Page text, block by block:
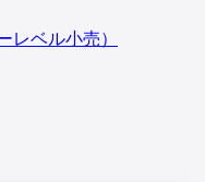
レベル小売）